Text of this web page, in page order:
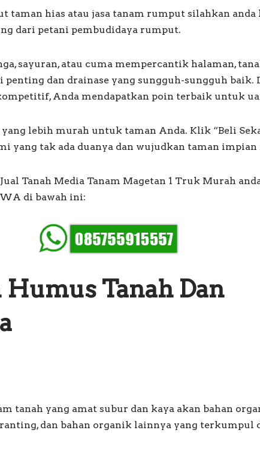
taman hias atau jasa tanam rumput silahkan
dari petani pembudidaya rumput.
sayuran, atau cuma mempercantik halaman,
dan drainase yang sungguh-sungguh baik.
Anda mendapatkan poin terbaik untuk
yang lebih murah untuk taman Anda. Klik “Beli
yang tak ada duanya dan wujudkan taman
Tanah Media Tanam Magetan 1 Truk Murah
di bawah ini:
Tanah Dan
tanah yang amat subur dan kaya akan bahan
dan bahan organik lainnya yang terkumpul